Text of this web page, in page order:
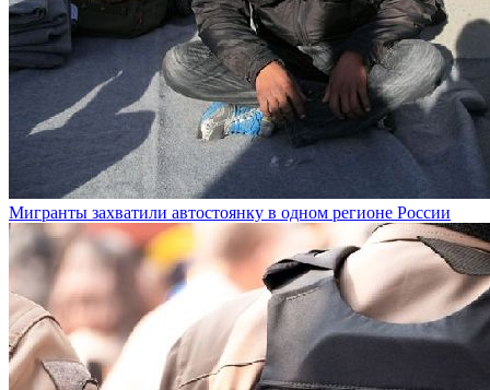
Мигранты захватили автостоянку в одном регионе России